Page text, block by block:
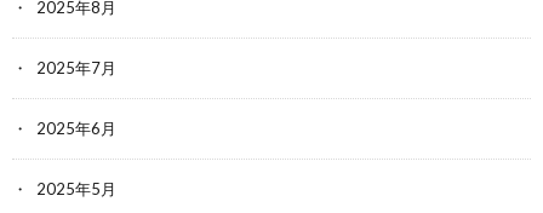
2025年8月
2025年7月
2025年6月
2025年5月